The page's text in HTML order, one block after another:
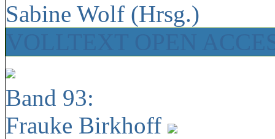
Sabine Wolf (Hrsg.)
Band 93:
Frauke Birkhoff